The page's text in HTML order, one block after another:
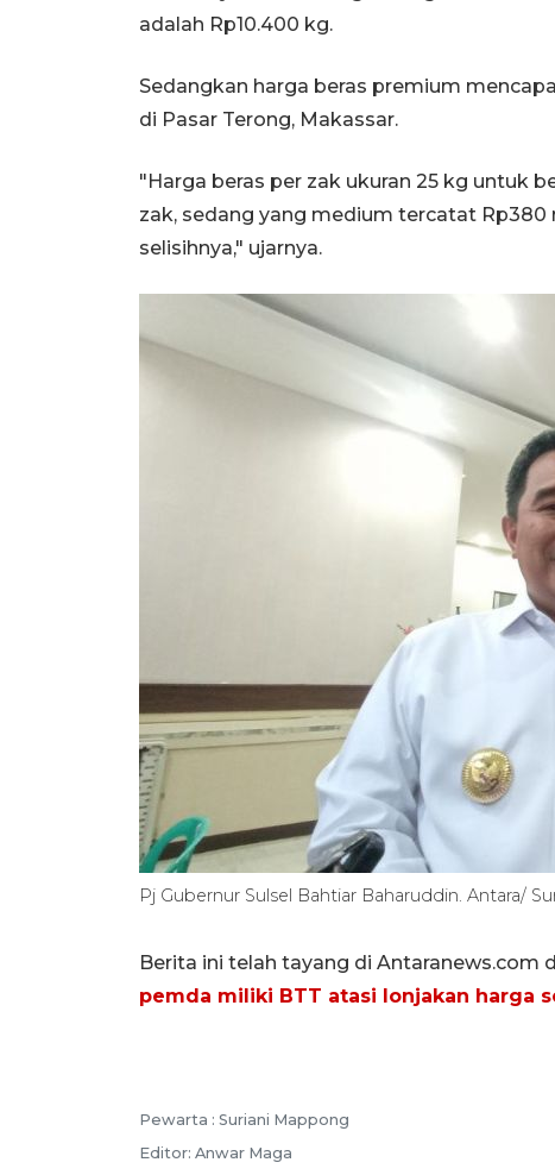
adalah Rp10.400 kg.
Sedangkan harga beras premium
di Pasar Terong, Makassar.
"Harga beras per zak ukuran 25 kg untuk
zak, sedang yang medium tercatat Rp380
selisihnya," ujarnya.
Pj Gubernur Sulsel Bahtiar Baharuddin. Antara/
Berita ini telah tayang di Antaranews.com
pemda miliki BTT atasi lonjakan harga
Pewarta : Suriani Mappong
Editor: Anwar Maga